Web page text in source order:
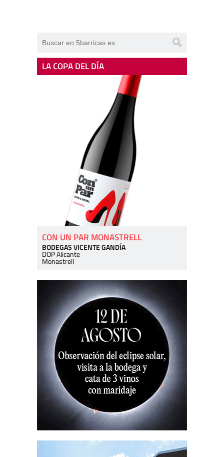
LA COPA DEL DÍA
CON UN PAR MONASTRELL
BODEGAS VICENTE GANDÍA
DOP Alicante
Monastrell